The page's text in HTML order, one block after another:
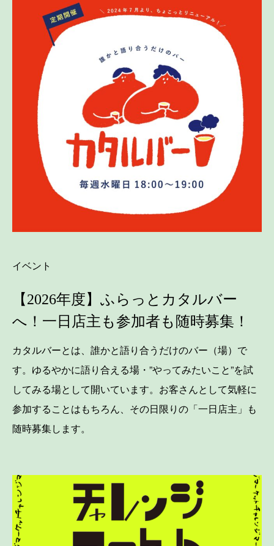
イベント
【2026年度】ふらっとカタルバー
へ！一日店主も参加者も随時募集！
カタルバーとは、誰かと語り合うだけのバー（場）で
す。ゆるやかに語り合える場・”やってみたいこと”を試
してみる場として開いています。お客さんとして気軽に
参加することはもちろん、その日限りの「一日店主」も
随時募集します。